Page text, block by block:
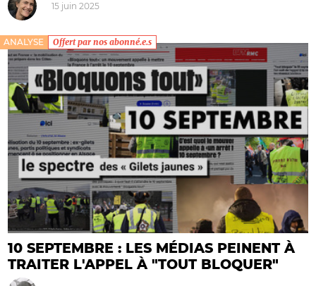
15 juin 2025
ANALYSE Offert par nos abonné.e.s
10 SEPTEMBRE : LES MÉDIAS PEINENT À
TRAITER L'APPEL À "TOUT BLOQUER"